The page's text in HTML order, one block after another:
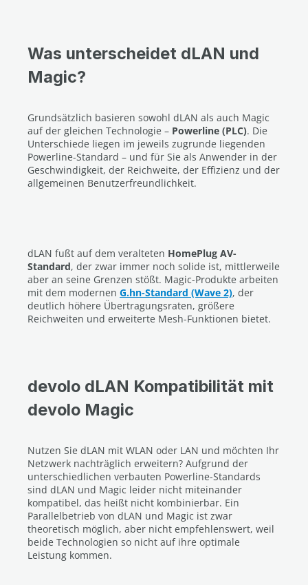
Was unterscheidet dLAN und
Magic?
Grundsätzlich basieren sowohl dLAN als auch Magic
auf der gleichen Technologie – Powerline (PLC). Die
Unterschiede liegen im jeweils zugrunde liegenden
Powerline-Standard – und für Sie als Anwender in der
Geschwindigkeit, der Reichweite, der Effizienz und der
allgemeinen Benutzerfreundlichkeit.
dLAN fußt auf dem veralteten HomePlug AV-
Standard, der zwar immer noch solide ist, mittlerweile
aber an seine Grenzen stößt. Magic-Produkte arbeiten
mit dem modernen G.hn-Standard (Wave 2), der
deutlich höhere Übertragungsraten, größere
Reichweiten und erweiterte Mesh-Funktionen bietet.
devolo dLAN Kompatibilität mit
devolo Magic
Nutzen Sie dLAN mit WLAN oder LAN und möchten Ihr
Netzwerk nachträglich erweitern? Aufgrund der
unterschiedlichen verbauten Powerline-Standards
sind dLAN und Magic leider nicht miteinander
kompatibel, das heißt nicht kombinierbar. Ein
Parallelbetrieb von dLAN und Magic ist zwar
theoretisch möglich, aber nicht empfehlenswert, weil
beide Technologien so nicht auf ihre optimale
Leistung kommen.